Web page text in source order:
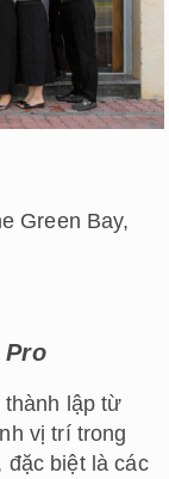
Green Bay,
Pro
lập từ
vị trí trong
đặc biệt là các